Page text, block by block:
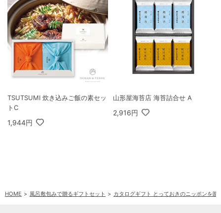
TSUTSUMI 炊き込みご飯の素セッ
トC
1,944円
山形屋海苔店 海苔詰合せ A
2,916円
HOME 風呂敷包みで贈るギフトセット カタログギフト とっておきのニッポンを贈